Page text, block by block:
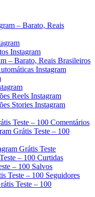
– Barato, Reais
Instagram
– Barato, Reais Brasileiros
Instagram
Reels Instagram
Stories Instagram
Teste – 100 Comentários
Grátis Teste – 100
Grátis Teste
– 100 Curtidas
– 100 Salvos
Teste – 100 Seguidores
Teste – 100